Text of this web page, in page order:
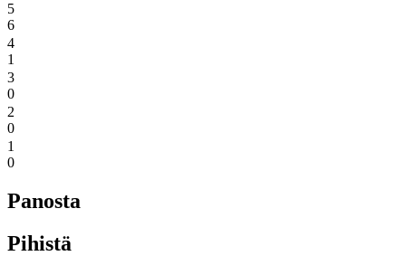
5
6
4
1
3
0
2
0
1
0
Panosta
Pihistä